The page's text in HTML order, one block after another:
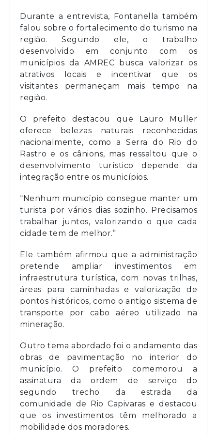
Durante a entrevista, Fontanella também
falou sobre o fortalecimento do turismo na
região. Segundo ele, o trabalho
desenvolvido em conjunto com os
municípios da AMREC busca valorizar os
atrativos locais e incentivar que os
visitantes permaneçam mais tempo na
região.
O prefeito destacou que Lauro Müller
oferece belezas naturais reconhecidas
nacionalmente, como a Serra do Rio do
Rastro e os cânions, mas ressaltou que o
desenvolvimento turístico depende da
integração entre os municípios.
“Nenhum município consegue manter um
turista por vários dias sozinho. Precisamos
trabalhar juntos, valorizando o que cada
cidade tem de melhor.”
Ele também afirmou que a administração
pretende ampliar investimentos em
infraestrutura turística, com novas trilhas,
áreas para caminhadas e valorização de
pontos históricos, como o antigo sistema de
transporte por cabo aéreo utilizado na
mineração.
Outro tema abordado foi o andamento das
obras de pavimentação no interior do
município. O prefeito comemorou a
assinatura da ordem de serviço do
segundo trecho da estrada da
comunidade de Rio Capivaras e destacou
que os investimentos têm melhorado a
mobilidade dos moradores.